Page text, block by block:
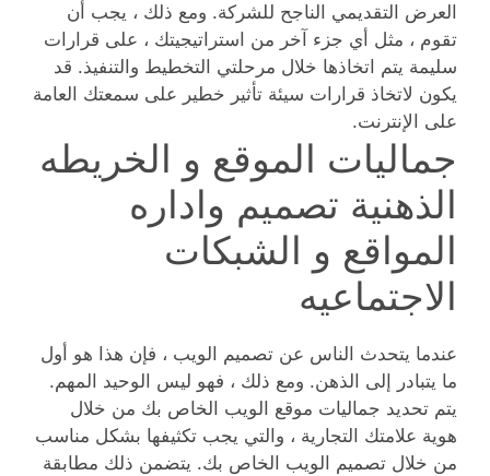
العرض التقديمي الناجح للشركة. ومع ذلك ، يجب أن
تقوم ، مثل أي جزء آخر من استراتيجيتك ، على قرارات
سليمة يتم اتخاذها خلال مرحلتي التخطيط والتنفيذ. قد
يكون لاتخاذ قرارات سيئة تأثير خطير على سمعتك العامة
على الإنترنت.
جماليات الموقع و الخريطه
الذهنية تصميم واداره
المواقع و الشبكات
الاجتماعيه
عندما يتحدث الناس عن تصميم الويب ، فإن هذا هو أول
ما يتبادر إلى الذهن. ومع ذلك ، فهو ليس الوحيد المهم.
يتم تحديد جماليات موقع الويب الخاص بك من خلال
هوية علامتك التجارية ، والتي يجب تكثيفها بشكل مناسب
من خلال تصميم الويب الخاص بك. يتضمن ذلك مطابقة